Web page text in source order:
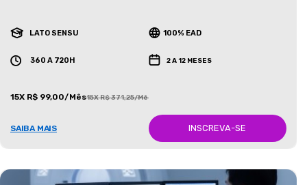
LATO SENSU 100% EAD
360 A 720H 2 A 12 MESES
15X R$ 99,00/Mês15X R$ 371,25/Mês
SAIBA MAIS INSCREVA-SE